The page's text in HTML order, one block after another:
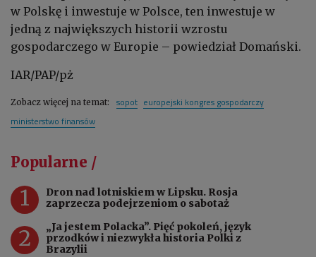
w Polskę i inwestuje w Polsce, ten inwestuje w
jedną z największych historii wzrostu
gospodarczego w Europie – powiedział Domański.
IAR/PAP/pż
Zobacz więcej na temat: sopot europejski kongres gospodarczy
ministerstwo finansów
Popularne /
1
Dron nad lotniskiem w Lipsku. Rosja
zaprzecza podejrzeniom o sabotaż
2
„Ja jestem Polacka”. Pięć pokoleń, język
przodków i niezwykła historia Polki z
Brazylii